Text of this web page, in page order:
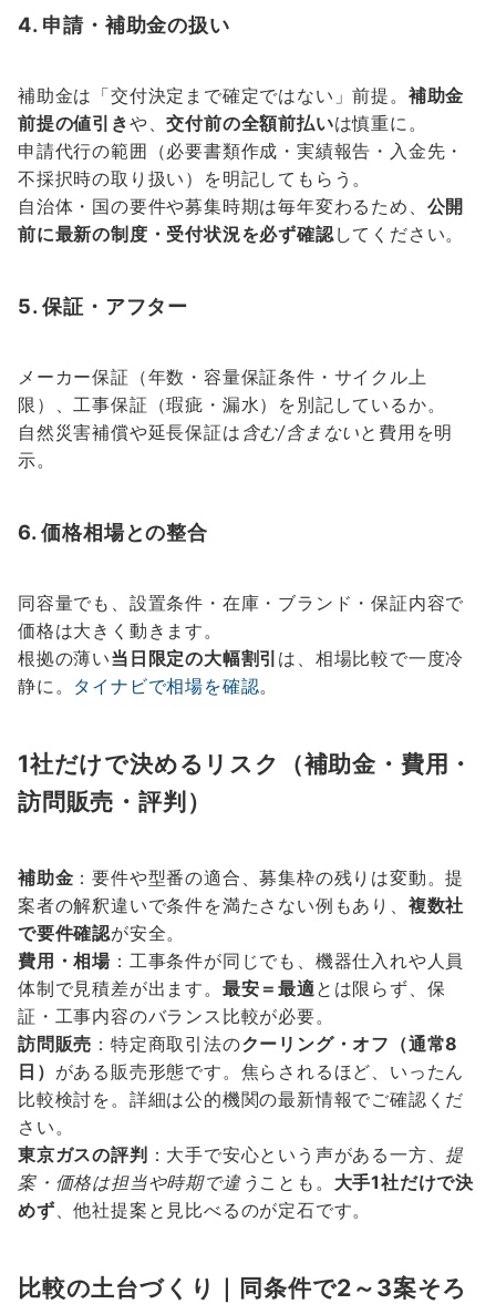
4. 申請・補助金の扱い
補助金は「交付決定まで確定ではない」前提。 補助金
前提の値引きや、交付前の全額前払いは慎重に。
申請代行の範囲（必要書類作成・実績報告・入金先・
不採択時の取り扱い）を明記してもらう。
自治体・国の要件や募集時期は毎年変わるため、 公開
前に最新の制度・受付状況を必ず確認してください。
5. 保証・アフター
メーカー保証（年数・容量保証条件・サイクル上
限）、工事保証（瑕疵・漏水）を別記しているか。
自然災害補償や延長保証は 含む/含まないと費用を明
示。
6. 価格相場との整合
同容量でも、設置条件・在庫・ブランド・保証内容で
価格は大きく動きます。
根拠の薄い当日限定の大幅割引 は、相場比較で一度冷
静に。 タイナビで相場を確認。
1社だけで決めるリスク（補助金・費用・
訪問販売・評判）
補助金 ：要件や型番の適合、募集枠の残りは変動。提
案者の解釈違いで条件を満たさない例もあり、 複数社
で要件確認が安全。
費用・相場 ：工事条件が同じでも、機器仕入れや人員
体制で見積差が出ます。 最安＝最適とは限らず、保
証・工事内容のバランス比較が必要。
訪問販売 ：特定商取引法のクーリング・オフ（通常8
日） がある販売形態です。焦らされるほど、いったん
比較検討を。詳細は公的機関の最新情報でご確認くだ
さい。
東京ガスの評判 ：大手で安心という声がある一方、 提
案・価格は担当や時期で違う ことも。 大手1社だけで決
めず、他社提案と見比べるのが定石です。
比較の土台づくり｜同条件で2～3案そろ